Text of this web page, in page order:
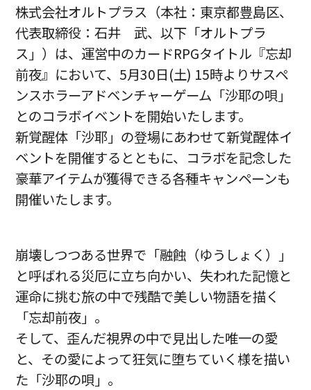
株式会社オルトプラス（本社：東京都豊島区、
代表取締役：石井 武、以下「オルトプラ
ス」）は、運営中のカードRPGタイトル『忘却
前夜』において、5月30日(土) 15時よりサスペ
ンスホラーアドベンチャーゲーム「沙耶の唄」
とのコラボイベントを開始いたします。
新覚醒体「沙耶」の登場にあわせて新覚醒体イ
ベントを開催するとともに、コラボを記念した
豪華アイテムが獲得できる各種キャンペーンも
開催いたします。
崩壊しつつある世界で「融蝕（ゆうしょく）」
と呼ばれる災厄に立ち向かい、失われた記憶と
運命に挑む旅の中で残酷で美しい物語を描く
「忘却前夜」。
そして、歪んだ視界の中で見出した唯一の愛
と、その愛によって狂気に堕ちていく様を描い
た「沙耶の唄」。